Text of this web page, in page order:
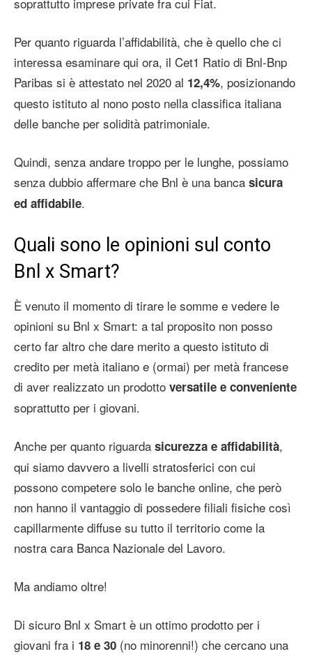
Per quanto riguarda l’affidabilità, che è quello che ci
interessa esaminare qui ora, il Cet1 Ratio di Bnl-Bnp
Paribas si è attestato nel 2020 al 12,4%, posizionando
questo istituto al nono posto nella classifica italiana
delle banche per solidità patrimoniale.
Quindi, senza andare troppo per le lunghe, possiamo
senza dubbio affermare che Bnl è una banca sicura
ed affidabile.
Quali sono le opinioni sul conto
Bnl x Smart?
È venuto il momento di tirare le somme e vedere le
opinioni su Bnl x Smart: a tal proposito non posso
certo far altro che dare merito a questo istituto di
credito per metà italiano e (ormai) per metà francese
di aver realizzato un prodotto versatile e conveniente
soprattutto per i giovani.
Anche per quanto riguarda sicurezza e affidabilità,
qui siamo davvero a livelli stratosferici con cui
possono competere solo le banche online, che però
non hanno il vantaggio di possedere filiali fisiche così
capillarmente diffuse su tutto il territorio come la
nostra cara Banca Nazionale del Lavoro.
Ma andiamo oltre!
Di sicuro Bnl x Smart è un ottimo prodotto per i
giovani fra i 18 e 30 (no minorenni!) che cercano una